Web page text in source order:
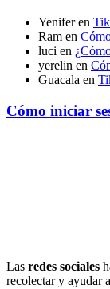
Yeniferen
Ram en
luci en
yerelin en
Guacala en
Cómo iniciar
Las redes sociales
recolectar y ayudar